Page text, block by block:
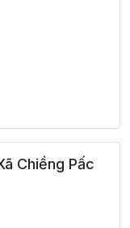
Chiềng Pấc